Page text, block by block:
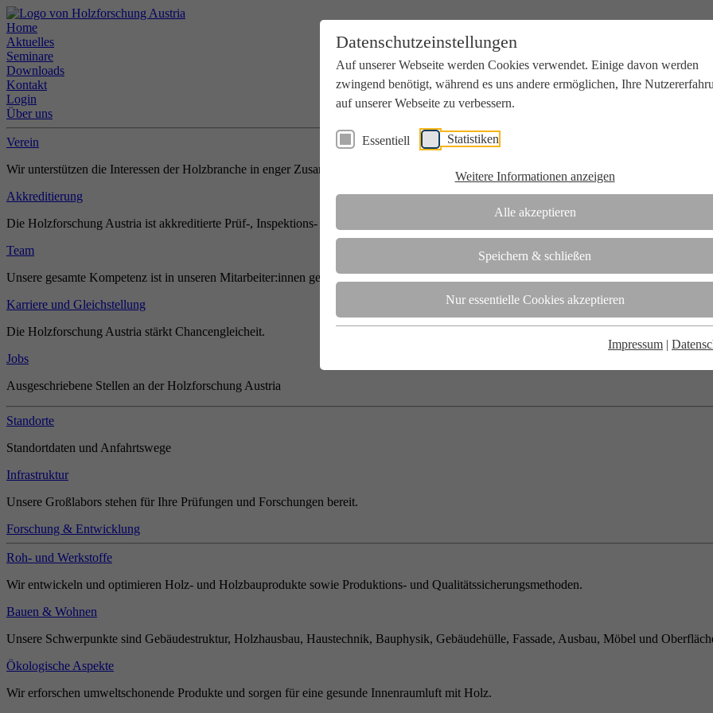
Datenschutzeinstellungen
Auf unserer Webseite werden Cookies verwendet. Einige davon werden
zwingend benötigt, während es uns andere ermöglichen, Ihre
auf unserer Webseite zu verbessern.
Essentiell Statistiken
Weitere Informationen anzeigen
Alle akzeptieren
Speichern & schließen
Nur essentielle Cookies akzeptieren
Impressum |
Home
Aktuelles
Seminare
Downloads
Kontakt
Login
Über uns
Verein
Wir unterstützen die Interessen der Holzbranche in enger Zusammenarbeit mit Wissenschaft und Wirtschaft.
Akkreditierung
Die Holzforschung Austria ist akkreditierte Prüf-, Inspektions- und Zertifizierungsstelle.
Team
Unsere gesamte Kompetenz ist in unseren Mitarbeiter:innen gebündelt
Karriere und Gleichstellung
Die Holzforschung Austria stärkt Chancengleicheit.
Jobs
Ausgeschriebene Stellen an der Holzforschung Austria
Standorte
Standortdaten und Anfahrtswege
Infrastruktur
Unsere Großlabors stehen für Ihre Prüfungen und Forschungen bereit.
Forschung & Entwicklung
Roh- und Werkstoffe
Wir entwickeln und optimieren Holz- und Holzbauprodukte sowie Produktions- und Qualitätssicherungsmethoden.
Bauen & Wohnen
Unsere Schwerpunkte sind Gebäudestruktur, Holzhausbau, Haustechnik, Bauphysik, Gebäudehülle, Fassade, Ausbau, Möbel und
Ökologische Aspekte
Wir erforschen umweltschonende Produkte und sorgen für eine gesunde Innenraumluft mit Holz.